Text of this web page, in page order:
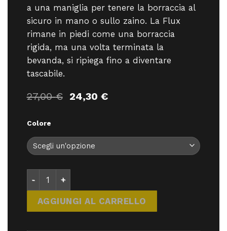
a una maniglia per tenere la borraccia al
sicuro in mano o sullo zaino. La Flux
rimane in piedi come una borraccia
rigida, ma una volta terminata la
bevanda, si ripiega fino a diventare
tascabile.
27,00€ Il
27,00 €.
24,30 €Il
24,30 €.
Colore
AGGIUNGI AL CARRELLO